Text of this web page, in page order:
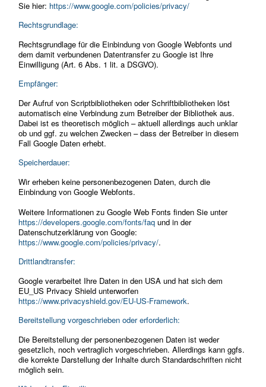
Sie hier: https://www.google.com/policies/privacy/
Rechtsgrundlage:
Rechtsgrundlage für die Einbindung von Google Webfonts und
dem damit verbundenen Datentransfer zu Google ist Ihre
Einwilligung (Art. 6 Abs. 1 lit. a DSGVO).
Empfänger:
Der Aufruf von Scriptbibliotheken oder Schriftbibliotheken löst
automatisch eine Verbindung zum Betreiber der Bibliothek aus.
Dabei ist es theoretisch möglich – aktuell allerdings auch unklar
ob und ggf. zu welchen Zwecken – dass der Betreiber in diesem
Fall Google Daten erhebt.
Speicherdauer:
Wir erheben keine personenbezogenen Daten, durch die
Einbindung von Google Webfonts.
Weitere Informationen zu Google Web Fonts finden Sie unter
https://developers.google.com/fonts/faqund in der
Datenschutzerklärung von Google:
https://www.google.com/policies/privacy/.
Drittlandtransfer:
Google verarbeitet Ihre Daten in den USA und hat sich dem
EU_US Privacy Shield unterworfen
https://www.privacyshield.gov/EU-US-Framework.
Bereitstellung vorgeschrieben oder erforderlich:
Die Bereitstellung der personenbezogenen Daten ist weder
gesetzlich, noch vertraglich vorgeschrieben. Allerdings kann ggfs.
die korrekte Darstellung der Inhalte durch Standardschriften nicht
möglich sein.